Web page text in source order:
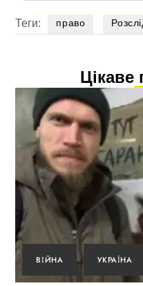
Теги: право
Цікаве
ВІЙНА УКРАЇНА